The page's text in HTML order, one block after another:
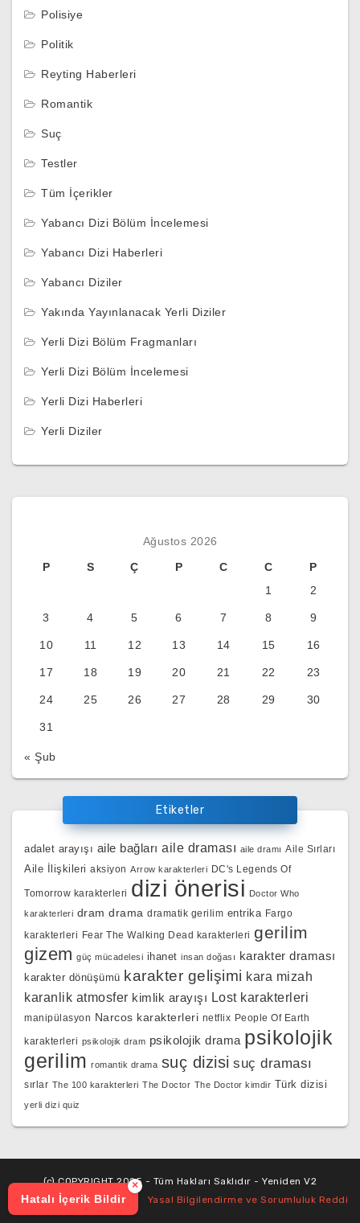
Polisiye
Politik
Reyting Haberleri
Romantik
Suç
Testler
Tüm İçerikler
Yabancı Dizi Bölüm İncelemesi
Yabancı Dizi Haberleri
Yabancı Diziler
Yakında Yayınlanacak Yerli Diziler
Yerli Dizi Bölüm Fragmanları
Yerli Dizi Bölüm İncelemesi
Yerli Dizi Haberleri
Yerli Diziler
Ağustos 2026
P
S Ç P C C
P
1
2
3 4 5 6 7 8 9
10 11 12 13 14 15 16
17 18 19 20 21 22 23
24 25 26 27 28 29 30
31
« Şub
Etiketler
adalet arayışı aile bağları aile draması aile dramı Aile Sırları
Aile İlişkileri aksiyon Arrow karakterleri DC's Legends Of
Tomorrow karakterleri dizi önerisi Doctor Who
karakterleri dram drama dramatik gerilim entrika Fargo
karakterleri Fear The Walking Dead karakterleri gerilim
gizem güç mücadelesi ihanet insan doğası karakter draması
karakter dönüşümü karakter gelişimi kara mizah
karanlik atmosfer kimlik arayışı Lost karakterleri
manipülasyon Narcos karakterleri netflix People Of Earth
karakterleri psikolojik dram psikolojik drama psikolojik
gerilim romantik drama suç dizisi suç draması
sırlar The 100 karakterleri The Doctor The Doctor kimdir Türk dizisi
yerli dizi quiz
(c) COPYRIGHT 2025 - Tüm Hakları Saklıdır - Yeniden V2
Yasal Bilgilendirme ve Sorumluluk Reddi
Hatalı İçerik Bildir
×